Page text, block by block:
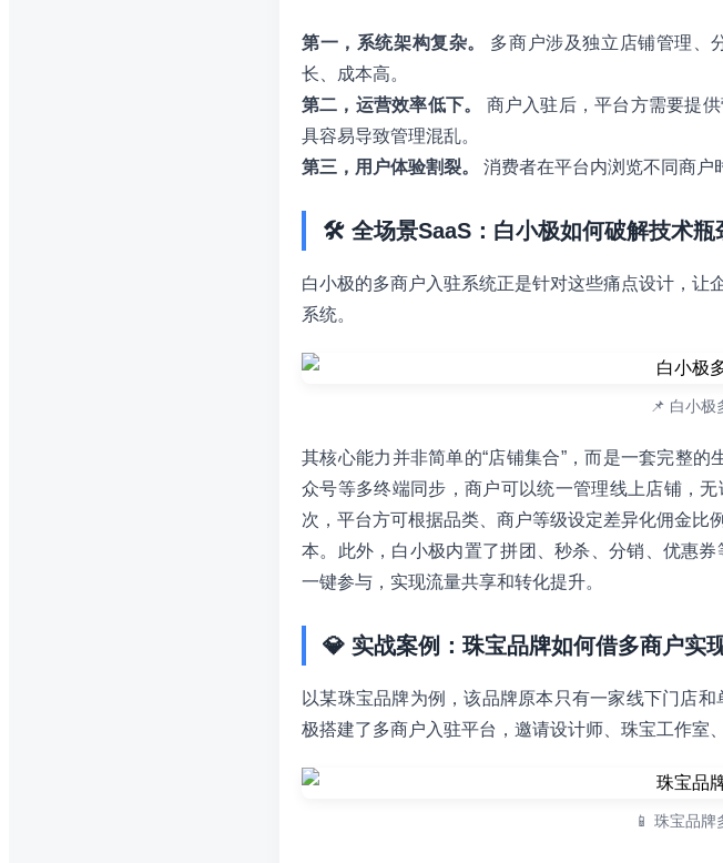
第一，系统架构复杂。
多商户涉及独立店铺管理、
长、成本高。
第二，运营效率低下。
商户入驻后，平台方需要提
具容易导致管理混乱。
第三，用户体验割裂。
消费者在平台内浏览不同商户
🛠️ 全场景SaaS：白小极如何破解技术瓶
白小极的多商户入驻系统正是针对这些痛点设计，
系统。
📌 白小极
其核心能力并非简单的“店铺集合”，而是一套完整
众号等多终端同步，商户可以统一管理线上店铺，
次，平台方可根据品类、商户等级设定差异化佣金
本。此外，白小极内置了拼团、秒杀、分销、优惠
一键参与，实现流量共享和转化提升。
💎 实战案例：珠宝品牌如何借多商户实
以某珠宝品牌为例，该品牌原本只有一家线下门店
极搭建了多商户入驻平台，邀请设计师、珠宝工作室
📱 珠宝品